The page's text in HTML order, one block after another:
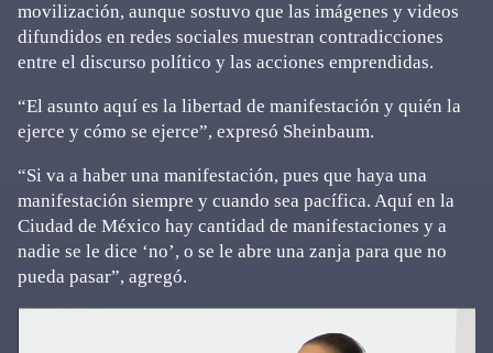
movilización, aunque sostuvo que las imágenes y videos
difundidos en redes sociales muestran contradicciones
entre el discurso político y las acciones emprendidas.
“El asunto aquí es la libertad de manifestación y quién la
ejerce y cómo se ejerce”, expresó Sheinbaum.
“Si va a haber una manifestación, pues que haya una
manifestación siempre y cuando sea pacífica. Aquí en la
Ciudad de México hay cantidad de manifestaciones y a
nadie se le dice ‘no’, o se le abre una zanja para que no
pueda pasar”, agregó.